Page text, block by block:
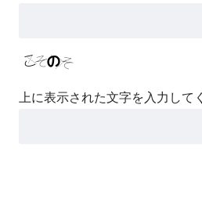
上に表示された文字を入力して